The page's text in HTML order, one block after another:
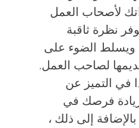
لأصحاب العمل
نظرة ثاقبة
، ويسلط الضوء على
لصاحب العمل.
في التميز عن
فرصك في
إلى ذلك ،